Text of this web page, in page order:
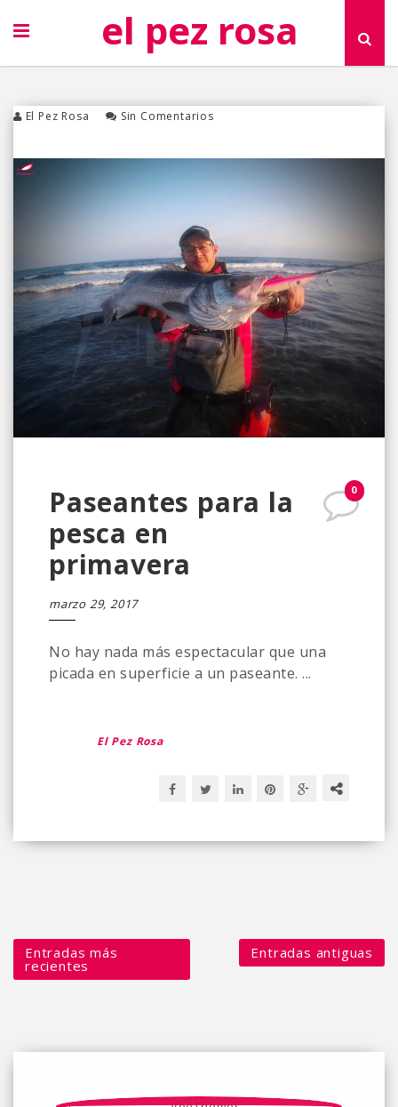
el pez rosa
El Pez Rosa Sin Comentarios
0
Paseantes para la
pesca en
primavera
marzo 29, 2017
No hay nada más espectacular que una
picada en superficie a un paseante. ...
El Pez Rosa
Entradas más
recientes
Entradas antiguas